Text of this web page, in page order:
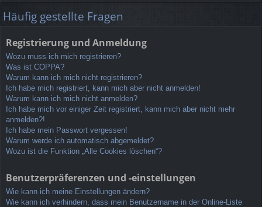
llz
rif
f
Häufig gestellte Fragen
Registrierung und Anmeldung
Wozu muss ich mich registrieren?
Was ist COPPA?
Warum kann ich mich nicht registrieren?
Ich habe mich registriert, kann mich aber nicht anmelden!
Warum kann ich mich nicht anmelden?
Ich habe mich vor einiger Zeit registriert, kann mich aber nicht mehr
anmelden?!
Ich habe mein Passwort vergessen!
Warum werde ich automatisch abgemeldet?
Wozu ist die Funktion „Alle Cookies löschen“?
Benutzerpräferenzen und -einstellungen
Wie kann ich meine Einstellungen ändern?
Wie kann ich verhindern, dass mein Benutzername in der Online-Liste